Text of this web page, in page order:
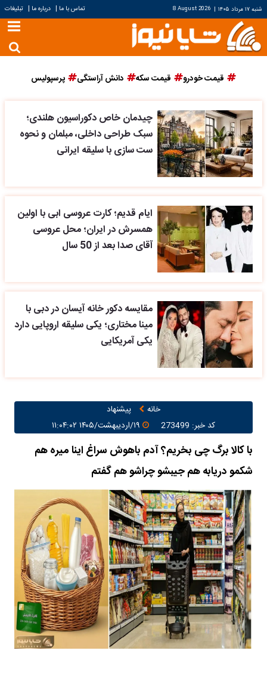
شنبه ۱۷ مرداد ۱۴۰۵ |
8 August 2026 تماس با ما | درباره ما | تبلیغات
قیمت خودرو قیمت سکه دانش آراستگی پرسپولیس
چیدمان خاص دکوراسیون هلندی؛
سبک طراحی داخلی، مبلمان و نحوه
ست سازی با سلیقه ایرانی
ایام قدیم؛ کارت عروسی ابی با اولین
همسرش در ایران؛ محل عروسی
آقای صدا بعد از 50 سال
مقایسه دکور خانه آیسان در دبی با
مینا مختاری؛ یکی سلیقه اروپایی دارد
یکی آمریکایی
خانه
پیشنهاد
کد خبر: 273499
با کالا برگ چی بخریم؟ آدم باهوش سراغ اینا میره هم
شکمو دریابه هم جیبشو چراشو هم گفتم